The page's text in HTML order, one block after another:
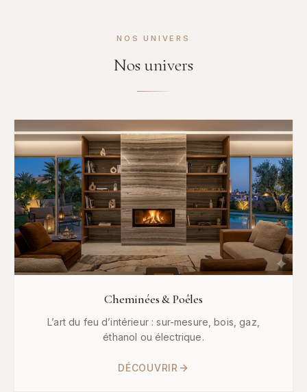
NOS UNIVERS
Nos univers
Cheminées & Poêles
L’art du feu d’intérieur : sur-mesure, bois, gaz,
éthanol ou électrique.
DÉCOUVRIR